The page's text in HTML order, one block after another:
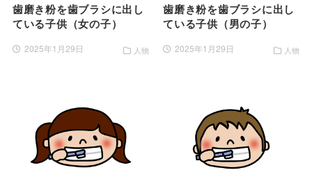
歯磨き粉を歯ブラシに出し
ている子供（女の子）
2025年1月29日 人物
歯磨き粉を歯ブラシに出し
ている子供（男の子）
2025年1月29日 人物